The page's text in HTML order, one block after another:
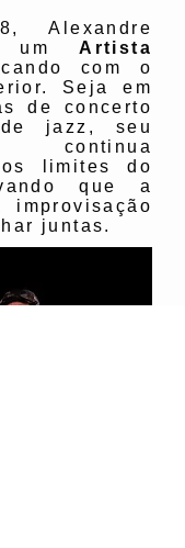
Alexandre
umArtista
com o
Seja em
de concerto
jazz, seu
continua
os limites do
que a
juntas.